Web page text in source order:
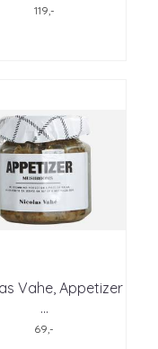
119,-
Vahe, Appetizer
...
69,-